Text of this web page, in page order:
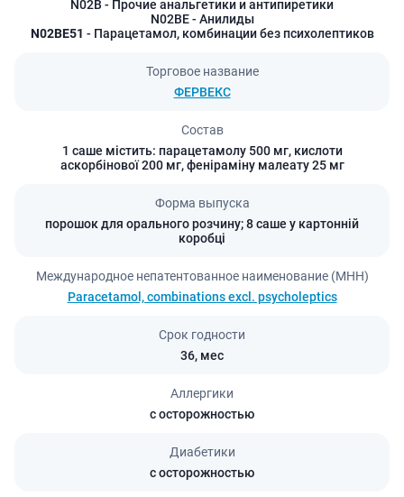
N02B - Прочие анальгетики и антипиретики
N02BE- Анилиды
N02BE51 - Парацетамол, комбинации без психолептиков
Торговое название
ФЕРВЕКС
Состав
1 саше містить: парацетамолу 500 мг, кислоти
аскорбінової 200 мг, феніраміну малеату 25 мг
Форма выпуска
порошок для орального розчину; 8 саше у картонній
коробці
Международное непатентованное наименование (МНН)
Paracetamol, combinations excl. psycholeptics
Срок годности
36, мес
Аллергики
с осторожностью
Диабетики
с осторожностью